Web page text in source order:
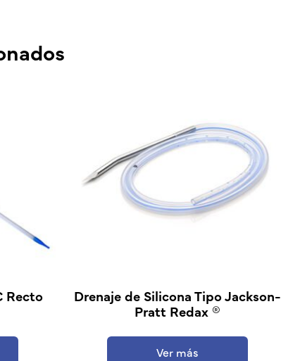
Recto
Drenaje de Silicona Tipo Jackson-
Pratt Redax ®
Ver más